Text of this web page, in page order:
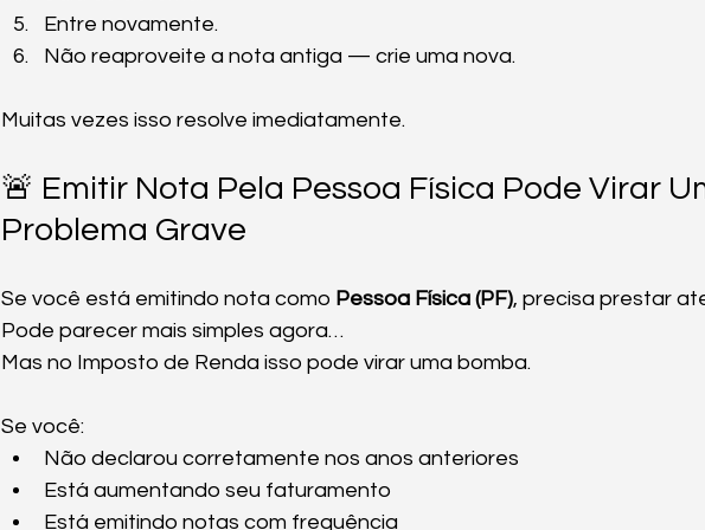
Entre novamente.
Não reaproveite a nota antiga — crie uma nova.
Muitas vezes isso resolve imediatamente.
🚨 Emitir Nota Pela Pessoa Física Pode Virar
Problema Grave
Se você está emitindo nota como Pessoa Física (PF), precisa prestar
Pode parecer mais simples agora…
Mas no Imposto de Renda isso pode virar uma bomba.
Se você:
Não declarou corretamente nos anos anteriores
Está aumentando seu faturamento
Está emitindo notas com frequência